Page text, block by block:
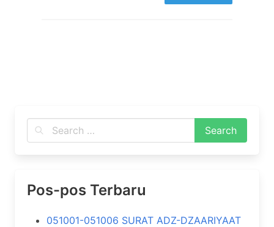
Pos-pos Terbaru
051001-051006 SURAT ADZ-DZAARIYAAT